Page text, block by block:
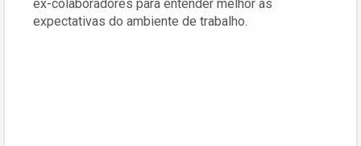
ex-colaboradores para entender melhor as
expectativas do ambiente de trabalho.